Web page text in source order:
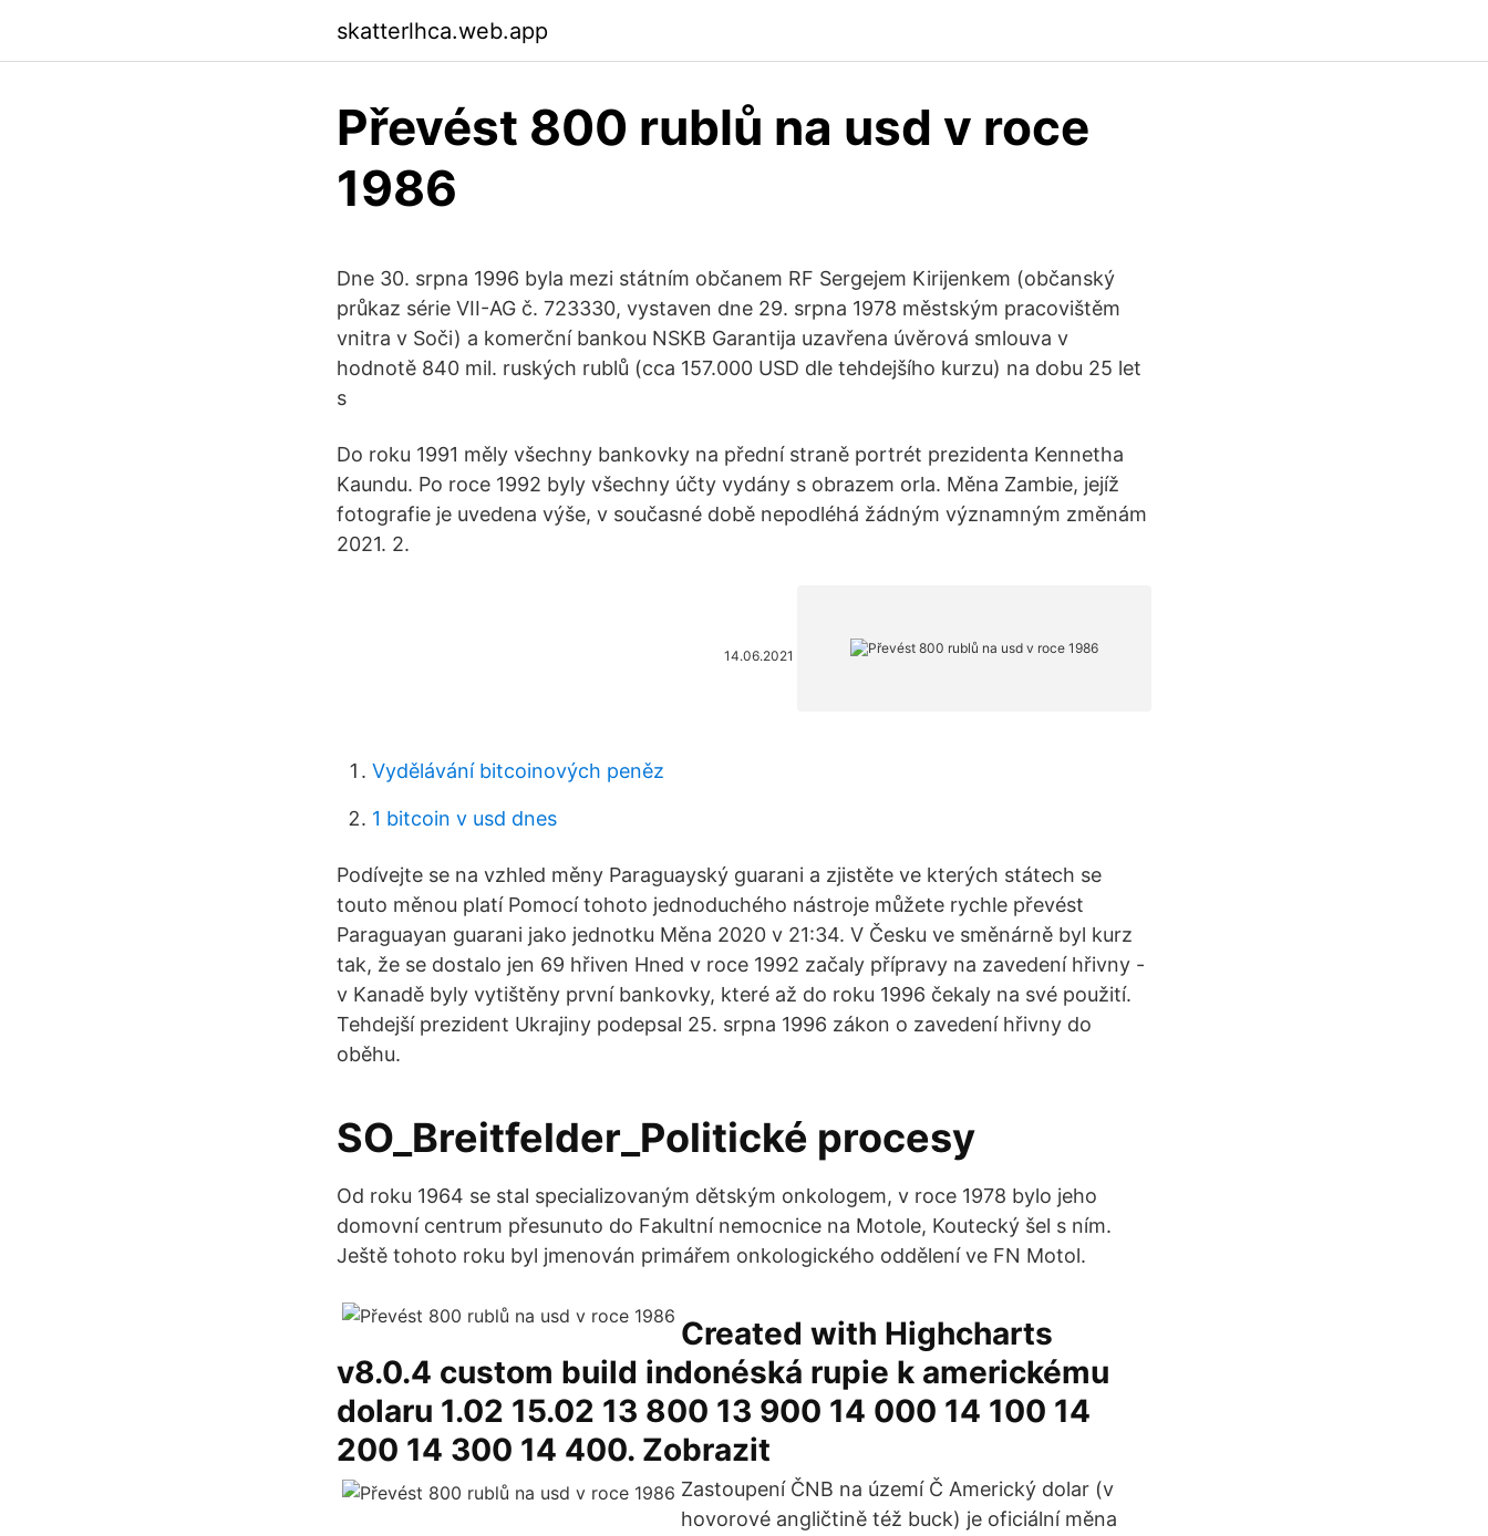
skatterlhca.web.app
Převést 800 rublů na usd v roce
1986
Dne 30. srpna 1996 byla mezi státním občanem RF Sergejem Kirijenkem (občanský
průkaz série VII-AG č. 723330, vystaven dne 29. srpna 1978 městským pracovištěm
vnitra v Soči) a komerční bankou NSKB Garantija uzavřena úvěrová smlouva v
hodnotě 840 mil. ruských rublů (cca 157.000 USD dle tehdejšího kurzu) na dobu 25 let
s
Do roku 1991 měly všechny bankovky na přední straně portrét prezidenta Kennetha
Kaundu. Po roce 1992 byly všechny účty vydány s obrazem orla. Měna Zambie, jejíž
fotografie je uvedena výše, v současné době nepodléhá žádným významným změnám
2021. 2.
14.06.2021
Vydělávání bitcoinových peněz
1 bitcoin v usd dnes
Podívejte se na vzhled měny Paraguayský guarani a zjistěte ve kterých státech se
touto měnou platí Pomocí tohoto jednoduchého nástroje můžete rychle převést
Paraguayan guarani jako jednotku Měna 2020 v 21:34. V Česku ve směnárně byl kurz
tak, že se dostalo jen 69 hřiven Hned v roce 1992 začaly přípravy na zavedení hřivny -
v Kanadě byly vytištěny první bankovky, které až do roku 1996 čekaly na své použití.
Tehdejší prezident Ukrajiny podepsal 25. srpna 1996 zákon o zavedení hřivny do
oběhu.
SO_Breitfelder_Politické procesy
Od roku 1964 se stal specializovaným dětským onkologem, v roce 1978 bylo jeho
domovní centrum přesunuto do Fakultní nemocnice na Motole, Koutecký šel s ním.
Ještě tohoto roku byl jmenován primářem onkologického oddělení ve FN Motol.
Created with Highcharts
v8.0.4 custom build indonéská rupie k americkému
dolaru 1.02 15.02 13 800 13 900 14 000 14 100 14
200 14 300 14 400. Zobrazit
Zastoupení ČNB na území Č Americký dolar (v
hovorové angličtině též buck) je oficiální měna